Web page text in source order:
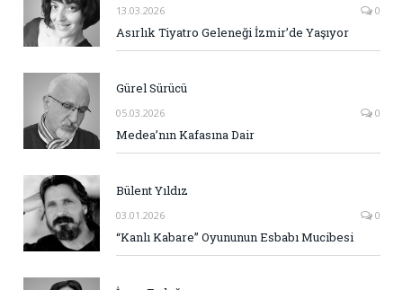
13.03.2026 0
Asırlık Tiyatro Geleneği İzmir’de Yaşıyor
Gürel Sürücü
05.03.2026 0
Medea’nın Kafasına Dair
Bülent Yıldız
03.01.2026 0
“Kanlı Kabare” Oyununun Esbabı Mucibesi